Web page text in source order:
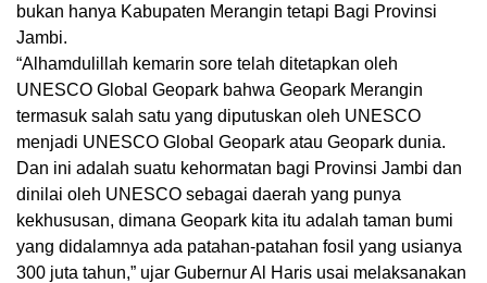
bukan hanya Kabupaten Merangin tetapi Bagi Provinsi
Jambi.
“Alhamdulillah kemarin sore telah ditetapkan oleh
UNESCO Global Geopark bahwa Geopark Merangin
termasuk salah satu yang diputuskan oleh UNESCO
menjadi UNESCO Global Geopark atau Geopark dunia.
Dan ini adalah suatu kehormatan bagi Provinsi Jambi dan
dinilai oleh UNESCO sebagai daerah yang punya
kekhususan, dimana Geopark kita itu adalah taman bumi
yang didalamnya ada patahan-patahan fosil yang usianya
300 juta tahun,” ujar Gubernur Al Haris usai melaksanakan